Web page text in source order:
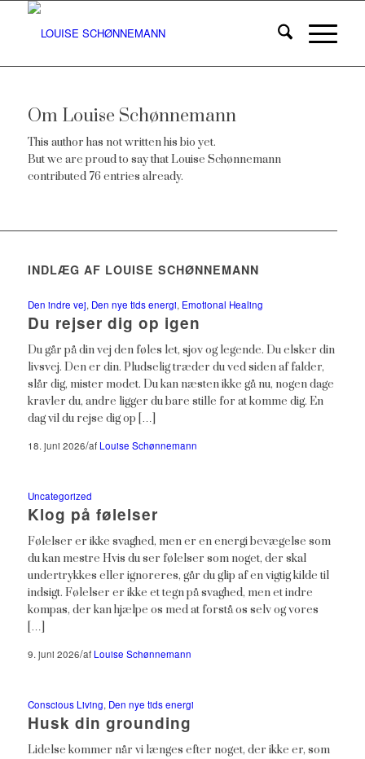
Om Louise Schønnemann
This author has not written his bio yet.
But we are proud to say thatLouise Schønnemann
contributed 76 entries already.
INDLÆG AF LOUISE SCHØNNEMANN
Den indre vej, Den nye tids energi, Emotional Healing
Du rejser dig op igen
Du går på din vej den føles let, sjov og legende. Du elsker din
livsvej. Den er din. Pludselig træder du ved siden af falder,
slår dig, mister modet. Du kan næsten ikke gå nu, nogen dage
kravler du, andre ligger du bare stille for at komme dig. En
dag vil du rejse dig op […]
18. juni 2026/af Louise Schønnemann
Uncategorized
Klog på følelser
Følelser er ikke svaghed, men er en energi bevægelse som
du kan mestre Hvis du ser følelser som noget, der skal
undertrykkes eller ignoreres, går du glip af en vigtig kilde til
indsigt. Følelser er ikke et tegn på svaghed, men et indre
kompas, der kan hjælpe os med at forstå os selv og vores
[…]
9. juni 2026/af Louise Schønnemann
Conscious Living, Den nye tids energi
Husk din grounding
Lidelse kommer når vi længes efter noget, der ikke er, som